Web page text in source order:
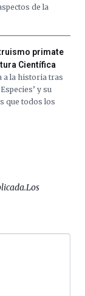
de la
primate
Científica
a la historia tras
y su
que todos los
Los